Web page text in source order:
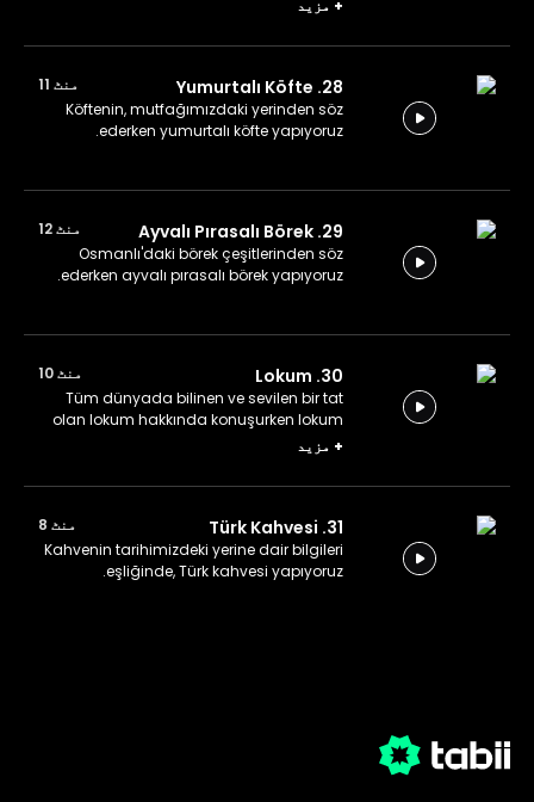
+ مزید
28. Yumurtalı Köfte
منٹ 11
Köftenin, mutfağımızdaki yerinden söz
ederken yumurtalı köfte yapıyoruz.
29. Ayvalı Pırasalı Börek
منٹ 12
Osmanlı'daki börek çeşitlerinden söz
ederken ayvalı pırasalı börek yapıyoruz.
30. Lokum
منٹ 10
Tüm dünyada bilinen ve sevilen bir tat
olan lokum hakkında konuşurken lokum
yapıyoruz.
+ مزید
31. Türk Kahvesi
منٹ 8
Kahvenin tarihimizdeki yerine dair bilgileri
eşliğinde, Türk kahvesi yapıyoruz.